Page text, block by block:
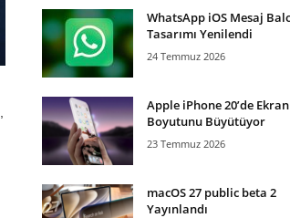
WhatsApp iOS Mesaj
Tasarımı Yenilendi
24 Temmuz 2026
Apple iPhone 20’de Ekran
Boyutunu Büyütüyor
23 Temmuz 2026
macOS 27 public beta 2
Yayınlandı